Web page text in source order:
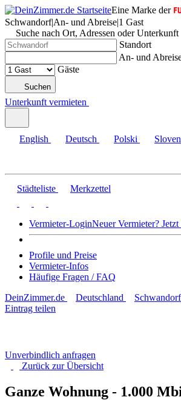
Eine Marke der
Schwandorf|An- und Abreise|1 Gast
Suche nach Ort, Adressen oder Unterkunft
Standort
An- und
Gäste
Suchen
Unterkunft vermieten
English Deutsch Polski
Städteliste Merkzettel
Vermieter-LoginNeuer Vermieter? Jetzt
Profile und Preise
Vermieter-Infos
Häufige Fragen / FAQ
DeinZimmer.de
Deutschland Schwandorf
Eintrag teilen
Unverbindlich anfragen
Zurück zurÜbersicht
Ganze Wohnung - 1.000